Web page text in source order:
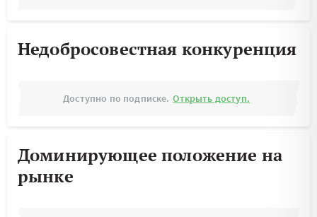
Недобросовестная конкуренция
Доступно по подписке. Открыть доступ.
Доминирующее положение на
рынке